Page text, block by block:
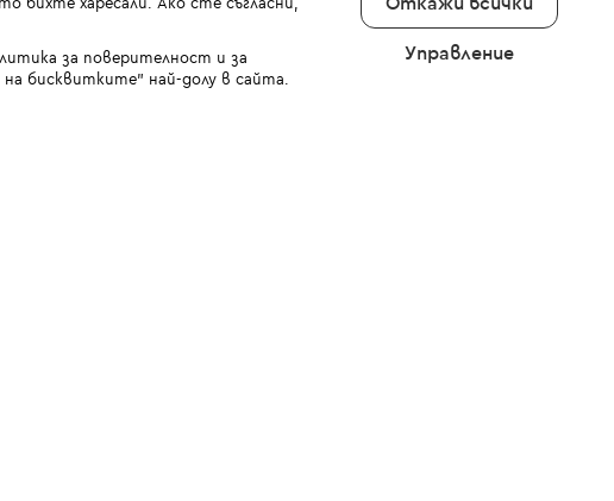
за поверителност и за
бисквитките" най-долу в сайта.
Управление